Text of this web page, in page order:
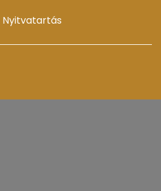
Nyitvatartás